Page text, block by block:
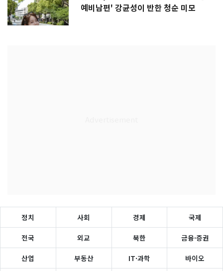
예비남편' 강균성이 반한 청순 미모
정치 사회 경제 국제
전국 외교 북한 금융·증권
산업 부동산 IT·과학 바이오